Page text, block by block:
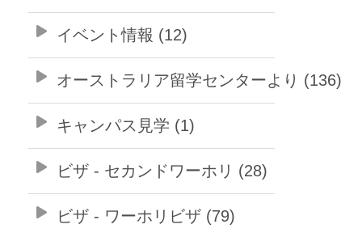
イベント情報 (12)
オーストラリア留学センターより (136)
キャンパス見学 (1)
ビザ - セカンドワーホリ (28)
ビザ - ワーホリビザ (79)